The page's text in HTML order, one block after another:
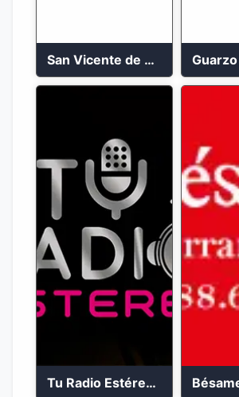
San Vicente de Chucuri 91.2 FM
Tu Radio Estéreo 24/7